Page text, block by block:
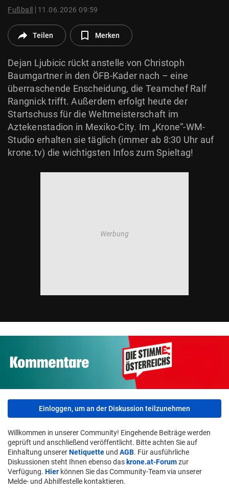
© Krone Multimedia GmbH & Co KG 2026
Fußball 11.06.2026 09:59
Teilen Merken
Dejan Ljubicic rückt anstelle von Christoph
Baumgartner in den ÖFB-Kader nach – eine
überraschende Enscheidung, die Teamchef Ralf
Rangnick trifft. Außerdem erfolgt heute der
Startschuss für die Weltmeisterschaft im
Aztekenstadion in Mexiko-City. Im „Krone“-WM-
Studio erhalten sie täglich (immer ab 8:30 Uhr auf
krone.tv) die wichtigsten Infos zum Spieltag!
Einloggen, um an der Diskussion teilzunehmen
Willkommen in unserer Community! Eingehende Beiträge werden
geprüft und anschließend veröffentlicht. Bitte achten Sie auf
Einhaltung unsererNetiquette und AGB. Für ausführliche
Diskussionen steht Ihnen ebenso das krone.at-Forumzur
Verfügung. Hier können Sie das Community-Team via unserer
Melde- und Abhilfestelle kontaktieren.